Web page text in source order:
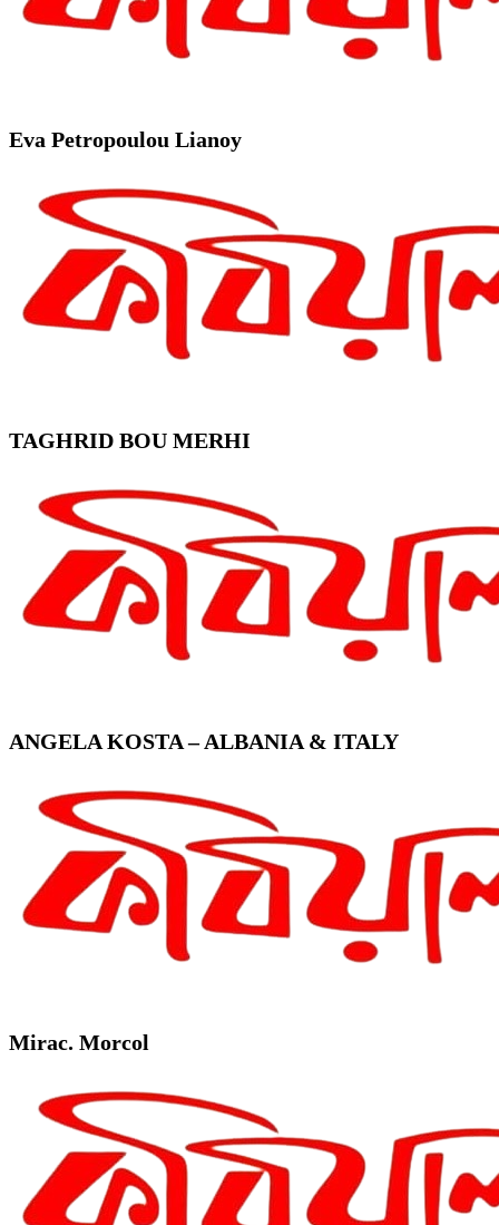
Eva Petropoulou Lianoy
TAGHRID BOU MERHI
ANGELA KOSTA – ALBANIA & ITALY
Mirac. Morcol